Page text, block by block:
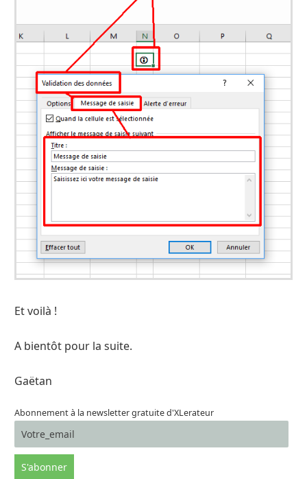
Et voilà !
A bientôt pour la suite.
Gaëtan
Abonnement à la newsletter gratuite d'XLerateur